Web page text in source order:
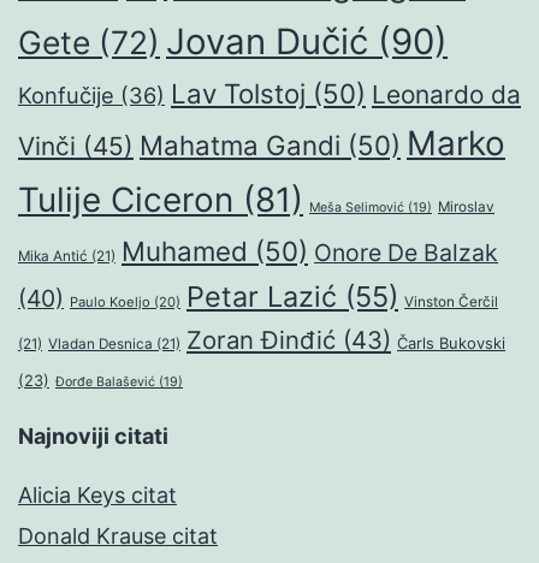
Gete (72) Jovan Dučić (90)
Konfučije (36) Lav Tolstoj (50) Leonardo da
Vinči (45) Mahatma Gandi (50) Marko
Tulije Ciceron (81) Meša Selimović (19) Miroslav
Mika Antić (21) Muhamed (50) Onore De Balzak
(40) Paulo Koeljo (20) Petar Lazić (55) Vinston Čerčil
(21) Vladan Desnica (21) Zoran Đinđić (43) Čarls Bukovski
(23) Đorđe Balašević (19)
Najnoviji citati
Alicia Keys citat
Donald Krause citat